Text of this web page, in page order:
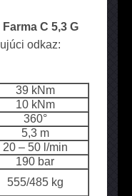
C 5,3 G
odkaz:
39 kNm
10 kNm
360°
5,3 m
20 – 50 l/min
190 bar
555/485 kg